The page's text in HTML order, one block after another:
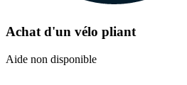
Achat d'un vélo pliant
Aide non disponible